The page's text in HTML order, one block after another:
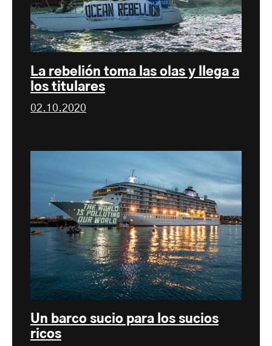
La rebelión toma las olas y llega a
los titulares
02.10.2020
Un barco sucio para los sucios
ricos